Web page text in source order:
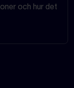
och hur det